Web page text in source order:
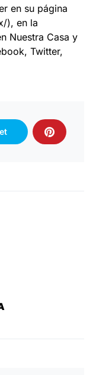
en su página
), en la
Nuestra Casa y
Twitter,